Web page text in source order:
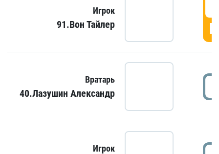
Игрок
91.Вон Тайлер
Вратарь
40.Лазушин Александр
Игрок